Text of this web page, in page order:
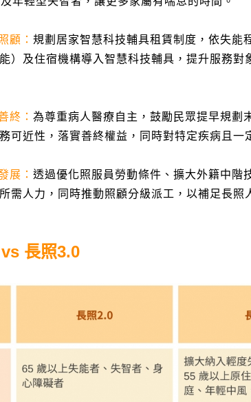
顧 ： 規劃居家智慧科技輔具租賃制度，依失能
）及住宿機構導入智慧科技輔具，提升服務
終： 為尊重病人醫療自主，鼓勵民眾提早規劃
可近性，落實善終權益，同時對特定疾病且一
展 ： 透過優化照服員勞動條件、擴大外籍中階
需人力，同時推動照顧分級派工，以補足長照
長照3.0